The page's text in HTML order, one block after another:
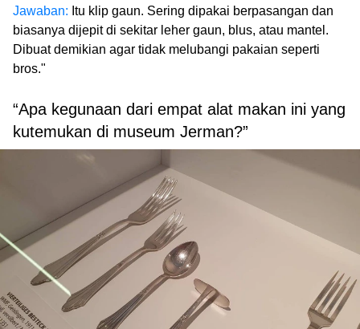
Jawaban: Itu klip gaun. Sering dipakai berpasangan dan
biasanya dijepit di sekitar leher gaun, blus, atau mantel.
Dibuat demikian agar tidak melubangi pakaian seperti
bros."
“Apa kegunaan dari empat alat makan ini yang
kutemukan di museum Jerman?”